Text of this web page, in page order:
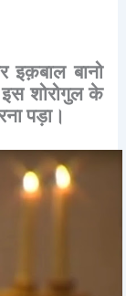
इक़बाल बानो
इस शोरोगुल के
पड़ा।